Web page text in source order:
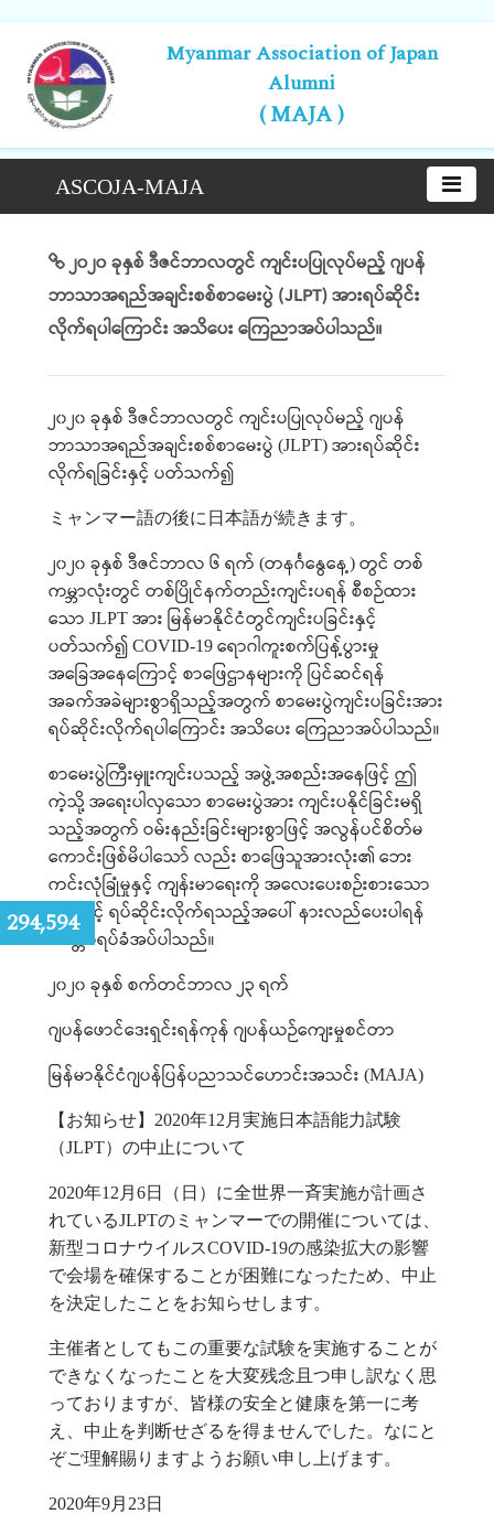
Myanmar Association of Japan
Alumni
( MAJA )
ASCOJA-MAJA
၂၀၂၀ ခုနှစ် ဒီဇင်ဘာလတွင် ကျင်းပပြုလုပ်မည့် ဂျပန်
ဘာသာအရည်အချင်းစစ်စာမေးပွဲ (JLPT) အားရပ်ဆိုင်း
လိုက်ရပါကြောင်း အသိပေး ကြေညာအပ်ပါသည်။
၂၀၂၀ ခုနှစ် ဒီဇင်ဘာလတွင် ကျင်းပပြုလုပ်မည့် ဂျပန်
ဘာသာအရည်အချင်းစစ်စာမေးပွဲ (JLPT)အားရပ်ဆိုင်း
လိုက်ရခြင်းနှင့် ပတ်သက်၍
ミャンマー語の後に日本語が続きます。
၂၀၂၀ ခုနှစ် ဒီဇင်ဘာလ ၆ ရက် (တနင်္ဂနွေနေ့)တွင် တစ်
ကမ္ဘာလုံးတွင် တစ်ပြိုင်နက်တည်းကျင်းပရန် စီစဉ်ထား
သော JLPTအား မြန်မာနိုင်ငံတွင်ကျင်းပခြင်းနှင့်
ပတ်သက်၍ COVID-19ရောဂါကူးစက်ပြန့်ပွားမှု
အခြေအနေကြောင့် စာဖြေဌာနများကို ပြင်ဆင်ရန်
အခက်အခဲများစွာရှိသည့်အတွက် စာမေးပွဲကျင်းပခြင်းအား
ရပ်ဆိုင်းလိုက်ရပါကြောင်း အသိပေး ကြေညာအပ်ပါသည်။
စာမေးပွဲကြီးမှူးကျင်းပသည့် အဖွဲ့အစည်းအနေဖြင့် ဤ
ကဲ့သို့အရေးပါလှသော စာမေးပွဲအား ကျင်းပနိုင်ခြင်းမရှိ
သည့်အတွက် ဝမ်းနည်းခြင်းများစွာဖြင့် အလွန်ပင်စိတ်မ
ကောင်းဖြစ်မိပါသော် လည်း စာဖြေသူအားလုံး၏ ဘေး
ကင်းလုံခြုံမှုနှင့် ကျန်းမာရေးကို အလေးပေးစဉ်းစားသော
အားဖြင့် ရပ်ဆိုင်းလိုက်ရသည့်အပေါ်နားလည်ပေးပါရန်
မေတ္တာရပ်ခံအပ်ပါသည်။
၂၀၂၀ ခုနှစ် စက်တင်ဘာလ ၂၃ ရက်
ဂျပန်ဖောင်ဒေးရှင်းရန်ကုန် ဂျပန်ယဉ်ကျေးမှုစင်တာ
မြန်မာနိုင်ငံဂျပန်ပြန်ပညာသင်ဟောင်းအသင်း (MAJA)
【お知らせ】 2020年12 月実施日本語能力試験
（JLPT）の中止について
2020年12 月6日（日）に全世界一斉実施が計画さ
れているJLPTのミャンマーでの開催については、
新型コロナウイルスCOVID-19の感染拡大の影響
で会場を確保することが困難になったため、中止
を決定したことをお知らせします。
主催者としてもこの重要な試験を実施することが
できなくなったことを大変残念且つ申し訳なく思
っておりますが、皆様の安全と健康を第一に考
え、中止を判断せざるを得ませんでした。なにと
ぞご理解賜りますようお願い申し上げます。
2020年9月 23日
294,594